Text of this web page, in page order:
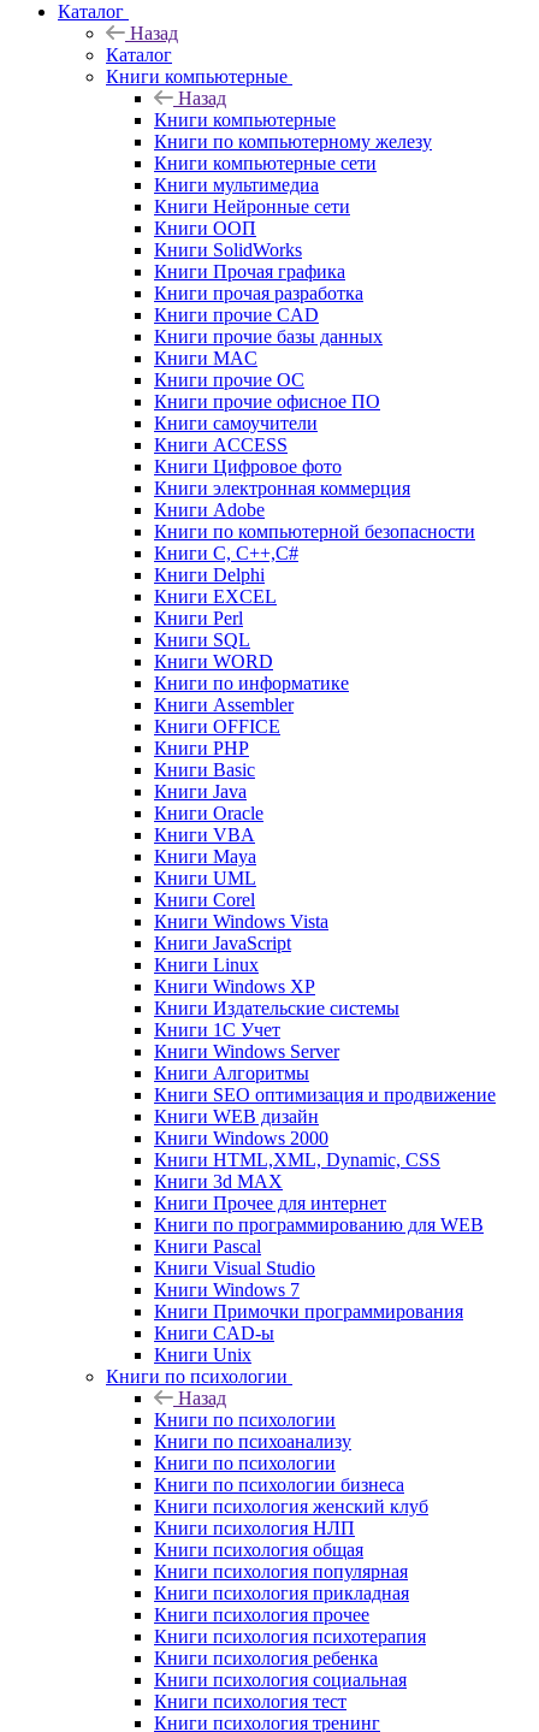
Каталог
Назад
Каталог
Книги компьютерные
Назад
Книги компьютерные
Книги по компьютерному железу
Книги компьютерные сети
Книги мультимедиа
Книги Нейронные сети
Книги ООП
Книги SolidWorks
Книги Прочая графика
Книги прочая разработка
Книги прочие CAD
Книги прочие базы данных
Книги MAC
Книги прочие ОС
Книги прочие офисное ПО
Книги самоучители
Книги ACCESS
Книги Цифровое фото
Книги электронная коммерция
Книги Adobe
Книги по компьютерной безопасности
Книги C, C++,С#
Книги Delphi
Книги EXCEL
Книги Perl
Книги SQL
Книги WORD
Книги по информатике
Книги Assembler
Книги OFFICE
Книги PHP
Книги Basic
Книги Java
Книги Oracle
Книги VBA
Книги Maya
Книги UML
Книги Corel
Книги Windows Vista
Книги JavaScript
Книги Linux
Книги Windows XP
Книги Издательские системы
Книги 1C Учет
Книги Windows Server
Книги Алгоритмы
Книги SEO оптимизация и продвижение
Книги WEB дизайн
Книги Windows 2000
Книги HTML,XML, Dynamic, CSS
Книги 3d MAX
Книги Прочее для интернет
Книги по программированию для WEB
Книги Pascal
Книги Visual Studio
Книги Windows 7
Книги Примочки программирования
Книги CAD-ы
Книги Unix
Книги по психологии
Назад
Книги по психологии
Книги по психоанализу
Книги по психологии
Книги по психологии бизнеса
Книги психология женский клуб
Книги психология НЛП
Книги психология общая
Книги психология популярная
Книги психология прикладная
Книги психология прочее
Книги психология психотерапия
Книги психология ребенка
Книги психология социальная
Книги психология тест
Книги психология тренинг